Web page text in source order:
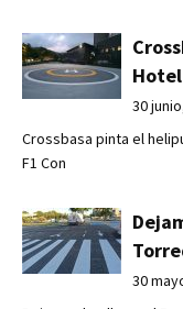
30
Crossbasa pinta el
F1 Con
30